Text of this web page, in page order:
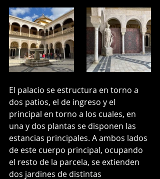
El palacio se estructura en torno a
dos patios, el de ingreso y el
principal en torno a los cuales, en
una y dos plantas se disponen las
estancias principales. A ambos lados
de este cuerpo principal, ocupando
el resto de la parcela, se extienden
dos jardines de distintas